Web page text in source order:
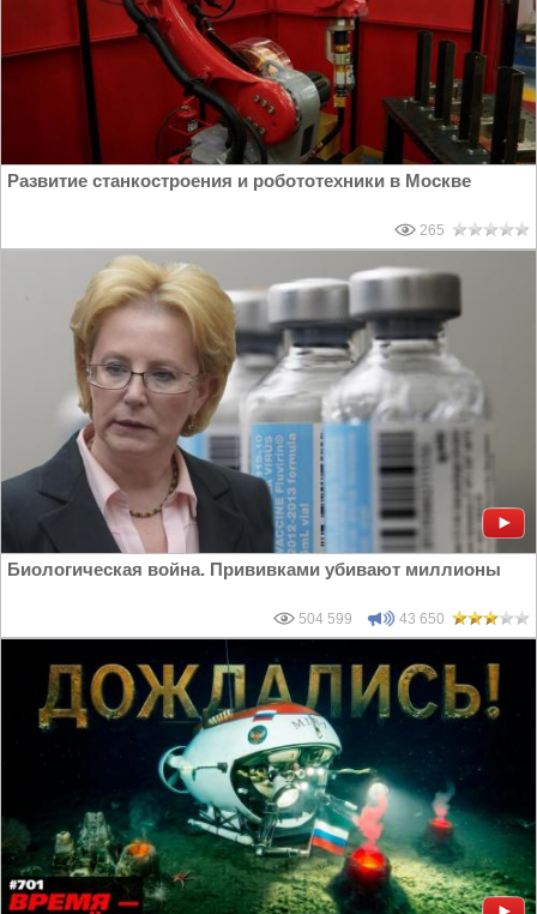
Развитие станкостроения и робототехники в Москве
265
Биологическая война. Прививками убивают миллионы
504 599 43 650